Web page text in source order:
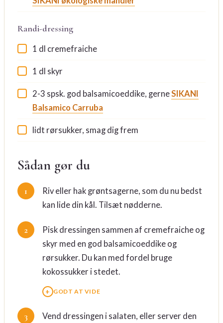
Randi-dressing
1 dl cremefraiche
1 dl skyr
2-3 spsk. god balsamicoeddike, gerneSIKANI
Balsamico Carruba
lidt rørsukker, smag dig frem
Sådan gør du
Riv eller hak grøntsagerne, som du nu bedst
kan lide din kål. Tilsæt nødderne.
Pisk dressingen sammen af cremefraiche og
skyr med en god balsamicoeddike og
rørsukker. Du kan med fordel bruge
kokossukker i stedet.
GODT AT VIDE
Vend dressingen i salaten, eller server den